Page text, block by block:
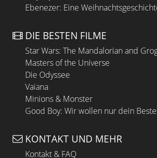
Ebenezer: Eine
DIE BESTEN FILME
Star Wars: The Mandalorian and
Masters of the Universe
Die Odyssee
Vaiana
Minions & Monster
Good Boy: Wir wollen nur dein
KONTAKT UND MEHR
Kontakt & FAQ